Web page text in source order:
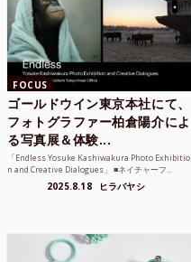
FOCUS
ゴールドウイン東京本社にて、
フォトグラファー柏倉陽介によ
る写真展＆体験...
「Endless Yosuke Kashiwakura Photo Exhibitio
n and Creative Dialogues」 ■ネイチャーフ...
2025.8.18 ヒラバヤシ